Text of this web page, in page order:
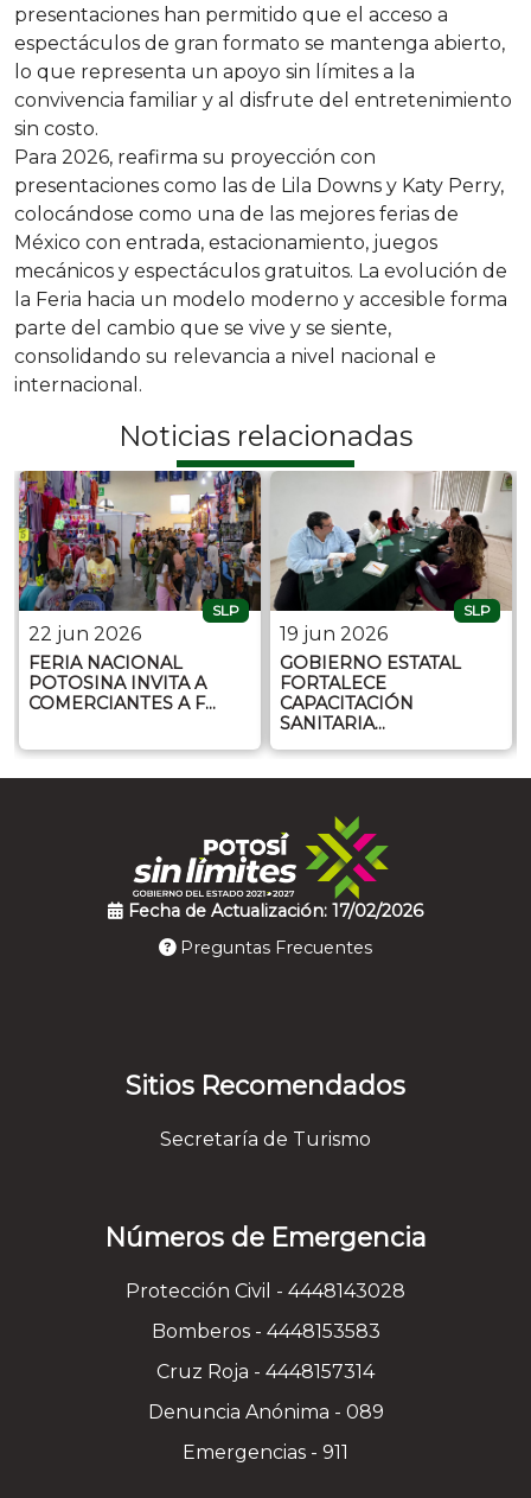
presentaciones han permitido que el acceso a
espectáculos de gran formato se mantenga abierto,
lo que representa un apoyo sin límites a la
convivencia familiar y al disfrute del entretenimiento
sin costo.
Para 2026, reafirma su proyección con
presentaciones como las de Lila Downs y Katy Perry,
colocándose como una de las mejores ferias de
México con entrada, estacionamiento, juegos
mecánicos y espectáculos gratuitos. La evolución de
la Feria hacia un modelo moderno y accesible forma
parte del cambio que se vive y se siente,
consolidando su relevancia a nivel nacional e
internacional.
Noticias relacionadas
SLP
22 jun 2026
FERIA NACIONAL
POTOSINA INVITA A
COMERCIANTES A F…
SLP
19 jun 2026
GOBIERNO ESTATAL
FORTALECE
CAPACITACIÓN
SANITARIA…
Fecha de Actualización: 17/02/2026
Preguntas Frecuentes
Sitios Recomendados
Secretaría de Turismo
Números de Emergencia
Protección Civil - 4448143028
Bomberos - 4448153583
Cruz Roja - 4448157314
Denuncia Anónima - 089
Emergencias - 911